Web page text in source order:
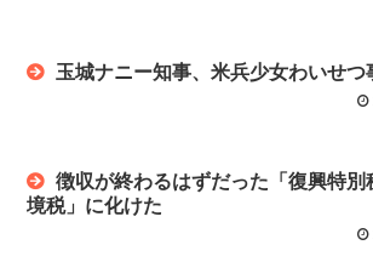
玉城ナニー知事、米兵少女わいせつ
徴収が終わるはずだった「復興特別
境税」に化けた